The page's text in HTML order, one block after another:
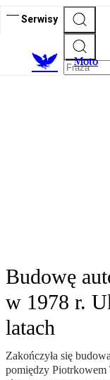
Serwisy
Moto
Budowę
w 1978 r.
latach
Zakończyła się
pomiędzy